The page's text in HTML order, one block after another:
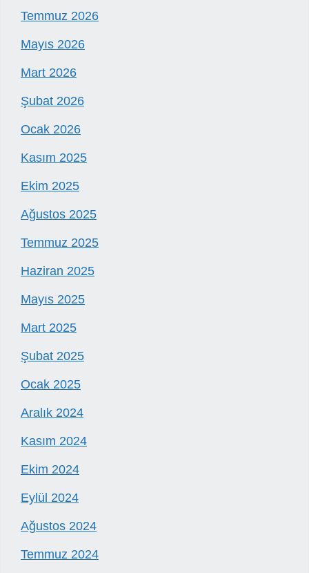
Temmuz 2026
Mayıs 2026
Mart 2026
Şubat 2026
Ocak 2026
Kasım 2025
Ekim 2025
Ağustos 2025
Temmuz 2025
Haziran 2025
Mayıs 2025
Mart 2025
Şubat 2025
Ocak 2025
Aralık 2024
Kasım 2024
Ekim 2024
Eylül 2024
Ağustos 2024
Temmuz 2024